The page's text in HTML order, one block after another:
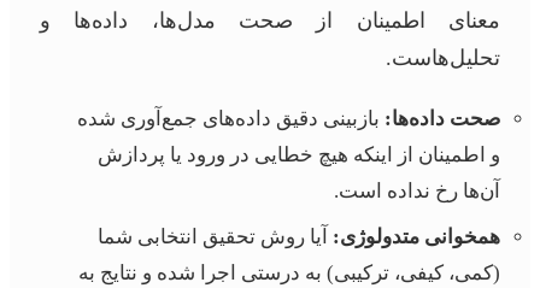
معنای اطمینان از صحت مدل‌ها، داده‌ها و
تحلیل‌هاست.
صحت داده‌ها: بازبینی دقیق داده‌های جمع‌آوری شده
و اطمینان از اینکه هیچ خطایی در ورود یا پردازش
آن‌ها رخ نداده است.
همخوانی متدولوژی: آیا روش تحقیق انتخابی شما
(کمی، کیفی، ترکیبی) به درستی اجرا شده و نتایج به